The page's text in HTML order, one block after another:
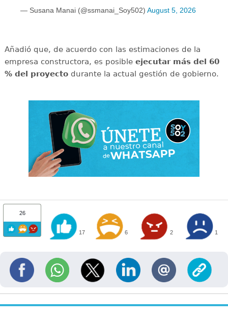
— Susana Manai (@ssmanai_Soy502) August 5, 2026
Añadió que, de acuerdo con las estimaciones de la
empresa constructora, es posible ejecutar más del 60
% del proyectodurante la actual gestión de gobierno.
26
17 6 2 1